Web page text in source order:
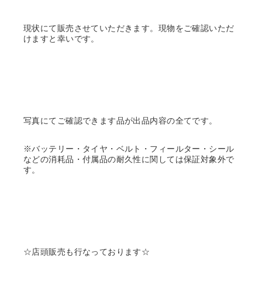
現状にて販売させていただきます。現物をご確認いただ
けますと幸いです。
写真にてご確認できます品が出品内容の全てです。
※バッテリー・タイヤ・ベルト・フィールター・シール
などの消耗品・付属品の耐久性に関しては保証対象外で
す。
☆店頭販売も行なっております☆